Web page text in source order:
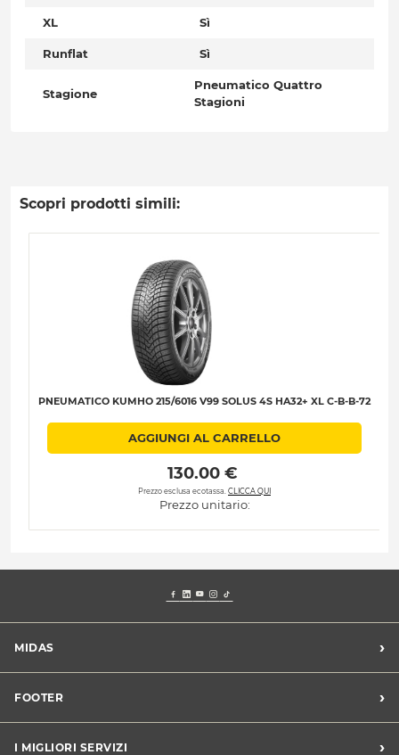
XL Sì
Runflat Sì
Stagione
Pneumatico Quattro
Stagioni
Scopri prodotti simili:
PNEUMATICO KUMHO 215/6016 V99 SOLUS 4S HA32+ XL C-B-B-72
AGGIUNGI AL CARRELLO
130.00 €
Prezzo esclusa ecotassa. CLICCA QUI
Prezzo unitario:
MIDAS ›
Blog dell'automobilista
Lavora con noi
Chi siamo
FOOTER ›
I MIGLIORI SERVIZI ›